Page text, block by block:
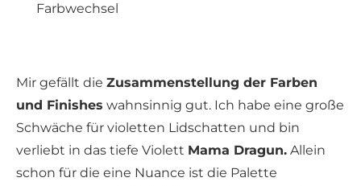
Farbwechsel
Mir gefällt die Zusammenstellung der Farben
und Finishes wahnsinnig gut. Ich habe eine große
Schwäche für violetten Lidschatten und bin
verliebt in das tiefe Violett Mama Dragun. Allein
schon für die eine Nuance ist die Palette